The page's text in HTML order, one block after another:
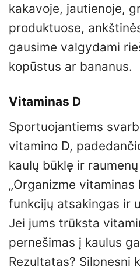
kakavoje, jautienoje,
produktuose,
gausime valgydami
kopūstus ar bananus.
Vitaminas D
Sportuojantiems
vitamino D,
kaulų būklę ir
„Organizme
funkcijų atsakingas ir
Jei jums trūksta
pernešimas į kaulus
Rezultatas? Silpnesni